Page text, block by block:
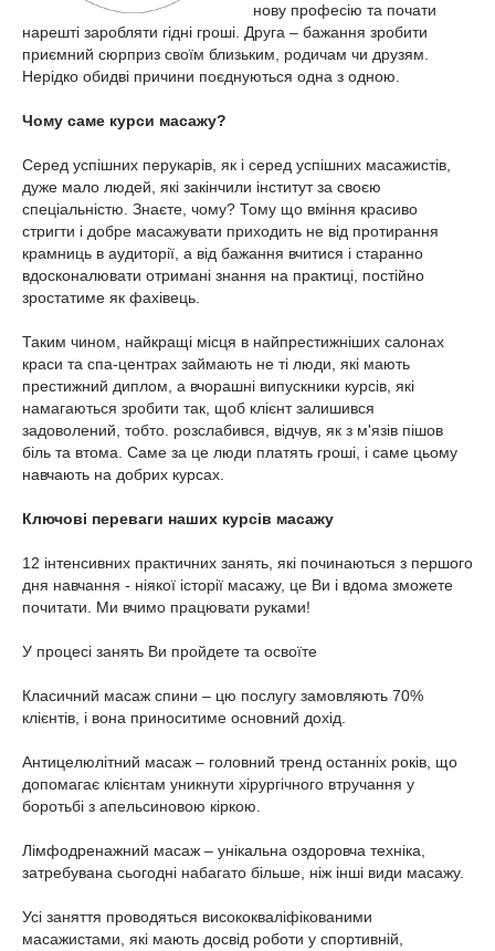
нову професію та почати
нарешті заробляти гідні гроші. Друга – бажання зробити
приємний сюрприз своїм близьким, родичам чи друзям.
Нерідко обидві причини поєднуються одна з одною.
Чому саме курси масажу?
Серед успішних перукарів, як і серед успішних масажистів,
дуже мало людей, які закінчили інститут за своєю
спеціальністю. Знаєте, чому? Тому що вміння красиво
стригти і добре масажувати приходить не від протирання
крамниць в аудиторії, а від бажання вчитися і старанно
вдосконалювати отримані знання на практиці, постійно
зростатиме як фахівець.
Таким чином, найкращі місця в найпрестижніших салонах
краси та спа-центрах займають не ті люди, які мають
престижний диплом, а вчорашні випускники курсів, які
намагаються зробити так, щоб клієнт залишився
задоволений, тобто. розслабився, відчув, як з м'язів пішов
біль та втома. Саме за це люди платять гроші, і саме цьому
навчають на добрих курсах.
Ключові переваги наших курсів масажу
12 інтенсивних практичних занять, які починаються з першого
дня навчання - ніякої історії масажу, це Ви і вдома зможете
почитати. Ми вчимо працювати руками!
У процесі занять Ви пройдете та освоїте
Класичний масаж спини – цю послугу замовляють 70%
клієнтів, і вона приноситиме основний дохід.
Антицелюлітний масаж – головний тренд останніх років, що
допомагає клієнтам уникнути хірургічного втручання у
боротьбі з апельсиновою кіркою.
Лімфодренажний масаж – унікальна оздоровча техніка,
затребувана сьогодні набагато більше, ніж інші види масажу.
Усі заняття проводяться висококваліфікованими
масажистами, які мають досвід роботи у спортивній,